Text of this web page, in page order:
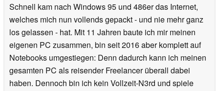
Schnell kam nach Windows 95 und 486er das Internet,
welches mich nun vollends gepackt - und nie mehr ganz
los gelassen - hat. Mit 11 Jahren baute ich mir meinen
eigenen PC zusammen, bin seit 2016 aber komplett auf
Notebooks umgestiegen: Denn dadurch kann ich meinen
gesamten PC als reisender Freelancer überall dabei
haben. Dennoch bin ich kein Vollzeit-N3rd und spiele